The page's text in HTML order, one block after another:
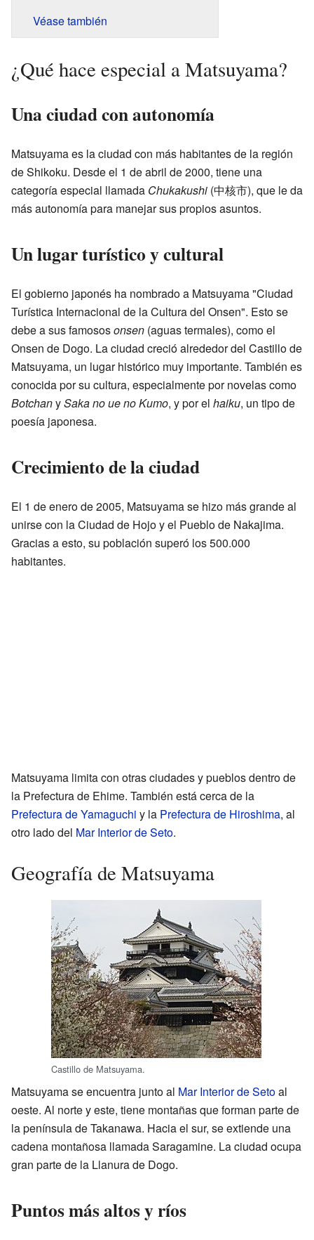
Véase también
¿Qué hace especial a Matsuyama?
Una ciudad con autonomía
Matsuyama es la ciudad con más habitantes de la región
de Shikoku. Desde el 1 de abril de 2000, tiene una
categoría especial llamada Chukakushi (中核市), que le da
más autonomía para manejar sus propios asuntos.
Un lugar turístico y cultural
El gobierno japonés ha nombrado a Matsuyama "Ciudad
Turística Internacional de la Cultura del Onsen". Esto se
debe a sus famososonsen (aguas termales), como el
Onsen de Dogo. La ciudad creció alrededor del Castillo de
Matsuyama, un lugar histórico muy importante. También es
conocida por su cultura, especialmente por novelas como
BotchanySaka no ue no Kumo, y por el haiku, un tipo de
poesía japonesa.
Crecimiento de la ciudad
El 1 de enero de 2005, Matsuyama se hizo más grande al
unirse con la Ciudad de Hojo y el Pueblo de Nakajima.
Gracias a esto, su población superó los 500.000
habitantes.
Matsuyama limita con otras ciudades y pueblos dentro de
la Prefectura de Ehime. También está cerca de la
Prefectura de Yamaguchi y la Prefectura de Hiroshima, al
otro lado del Mar Interior de Seto.
Geografía de Matsuyama
Castillo de Matsuyama.
Matsuyama se encuentra junto al Mar Interior de Setoal
oeste. Al norte y este, tiene montañas que forman parte de
la península de Takanawa. Hacia el sur, se extiende una
cadena montañosa llamada Saragamine. La ciudad ocupa
gran parte de la Llanura de Dogo.
Puntos más altos y ríos